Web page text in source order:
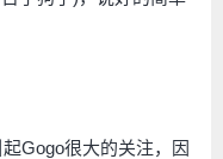
Gogo很大的关注，因